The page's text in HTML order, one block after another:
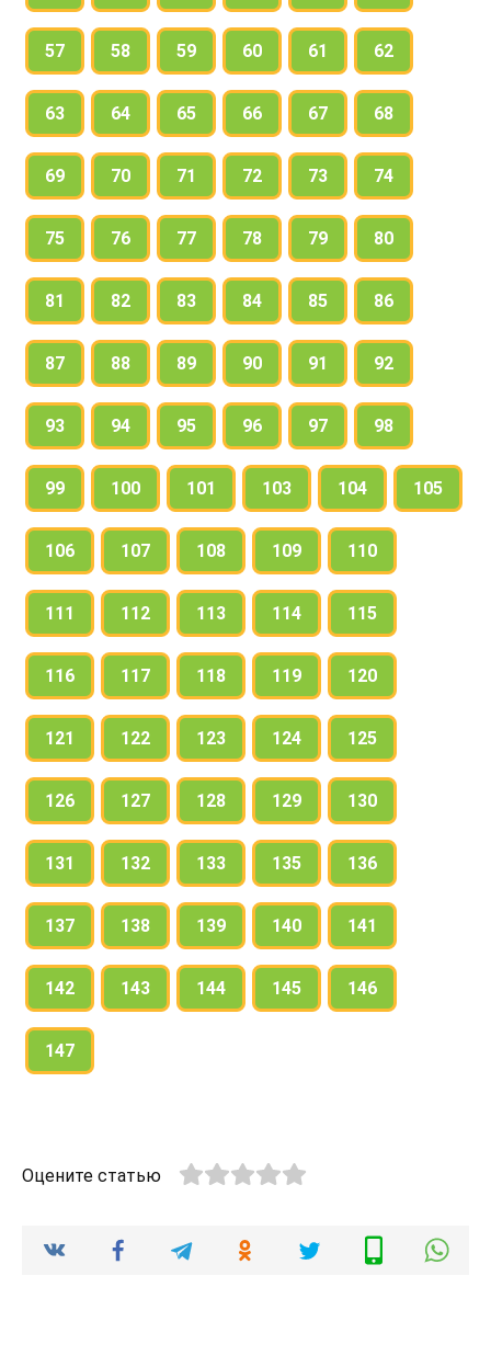
57 58 59 60 61 62
63 64 65 66 67 68
69 70 71 72 73 74
75 76 77 78 79 80
81 82 83 84 85 86
87 88 89 90 91 92
93 94 95 96 97 98
99 100 101 103 104 105
106 107 108 109 110
111 112 113 114 115
116 117 118 119 120
121 122 123 124 125
126 127 128 129 130
131 132 133 135 136
137 138 139 140 141
142 143 144 145 146
147
Оцените статью